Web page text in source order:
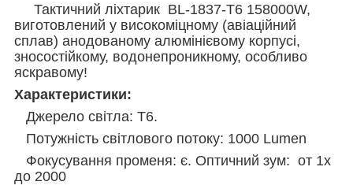
Тактичний ліхтарик BL-1837-T6 158000W,
виготовлений у високоміцному (авіаційний
сплав) анодованому алюмінієвому корпусі,
зносостійкому, водонепроникному, особливо
яскравому!
Характеристики:
Джерело світла: T6.
Потужність світлового потоку: 1000 Lumen
Фокусування променя: є. Оптичний зум: от 1х
до 2000